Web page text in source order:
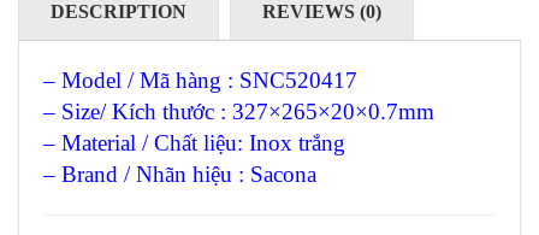
DESCRIPTION REVIEWS (0)
– Model / Mã hàng : SNC520417
– Size/ Kích thước : 327×265×20×0.7mm
– Material / Chất liệu: Inox trắng
– Brand / Nhãn hiệu : Sacona